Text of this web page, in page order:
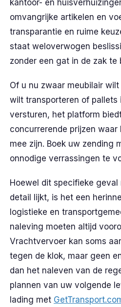
kantoor- en
omvangrijke artikelen en
transparantie en ruime
staat weloverwogen
zonder een gat in de zak te
Of u nu zwaar meubilair
wilt transporteren of pallets
versturen, het platform
concurrerende prijzen
mee zijn. Boek uw zending
onnodige verrassingen te
Hoewel dit specifieke geval
detail lijkt, is het een
logistieke en
naleving moeten altijd
Vrachtvervoer kan soms
tegen de klok, maar geen
dan het naleven van de
plannen van uw volgende
lading met